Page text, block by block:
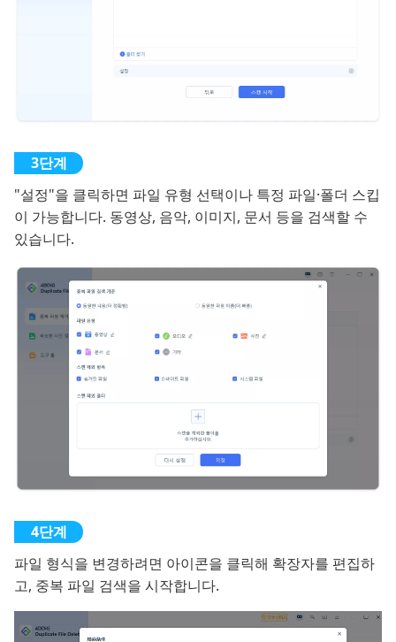
"설정"을 클릭하면 파일 유형 선택이나 특정 파일·폴더 스킵
이 가능합니다. 동영상, 음악, 이미지, 문서 등을 검색할 수
있습니다.
파일 형식을 변경하려면 아이콘을 클릭해 확장자를 편집하
고, 중복 파일 검색을 시작합니다.